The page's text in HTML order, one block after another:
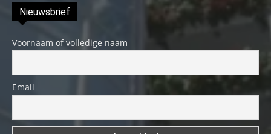
Nieuwsbrief
Voornaam of volledige naam
Email